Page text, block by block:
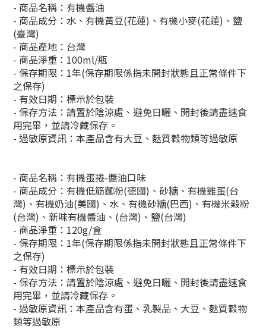
- 商品名稱：有機醬油
- 商品成分：水、有機黃豆(花蓮)、有機小麥(花蓮)、鹽
(臺灣)
- 商品產地：台灣
- 商品淨重：100ml/瓶
- 保存期限：1年(保存期限係指未開封狀態且正常條件下
之保存)
- 有效日期：標示於包裝
- 保存方法：請置於陰涼處、避免日曬、開封後請盡速食
用完畢，並請冷藏保存。
- 過敏原資訊：本產品含有大豆、麩質穀物類等過敏原
- 商品名稱：有機蛋捲-醬油口味
- 商品成分：有機低筋麵粉(德國)、砂糖、有機雞蛋(台
灣)、有機奶油(美國)、水、有機砂糖(巴西)、有機米穀粉
(台灣)、新味有機醬油、(台灣)、鹽(台灣)
- 商品淨重：120g/盒
- 保存期限：1年(保存期限係指未開封狀態且正常條件下
之保存)
- 有效日期：標示於包裝
- 保存方法：請置於陰涼處、避免日曬、開封後請盡速食
用完畢，並請冷藏保存。
- 過敏原資訊：本產品含有蛋、乳製品、大豆、麩質穀物
類等過敏原